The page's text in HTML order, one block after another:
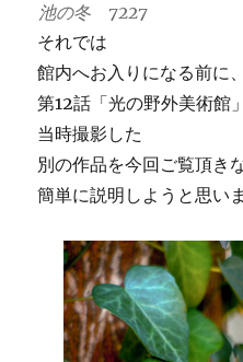
池の冬 7227
それでは
館内へお入りになる前に、
第12話「光の野外美術館
当時撮影した
別の作品を今回ご覧頂き
簡単に説明しようと思いま